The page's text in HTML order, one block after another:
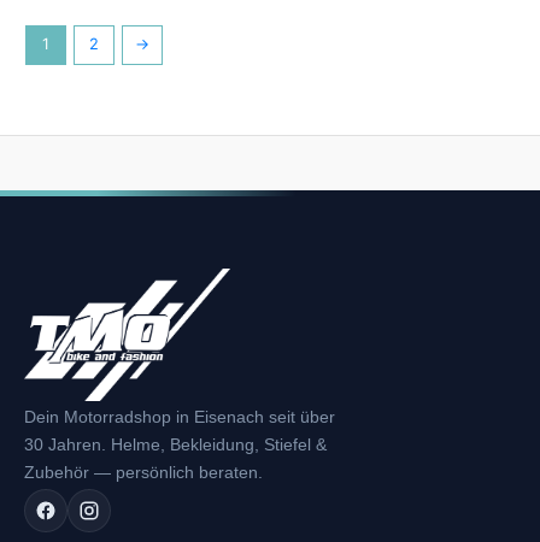
1 2 →
Dein Motorradshop in Eisenach seit über
30 Jahren. Helme, Bekleidung, Stiefel &
Zubehör — persönlich beraten.